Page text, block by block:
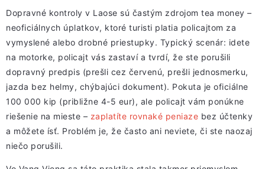
Dopravné kontroly v Laose sú častým zdrojom tea money –
neoficiálnych úplatkov, ktoré turisti platia policajtom za
vymyslené alebo drobné priestupky. Typický scenár: idete
na motorke, policajt vás zastaví a tvrdí, že ste porušili
dopravný predpis (prešli cez červenú, prešli jednosmerku,
jazda bez helmy, chýbajúci dokument). Pokuta je oficiálne
100 000 kip (približne 4-5 eur), ale policajt vám ponúkne
riešenie na mieste – zaplatíte rovnaké peniaze bez účtenky
a môžete ísť. Problém je, že často ani neviete, či ste naozaj
niečo porušili.